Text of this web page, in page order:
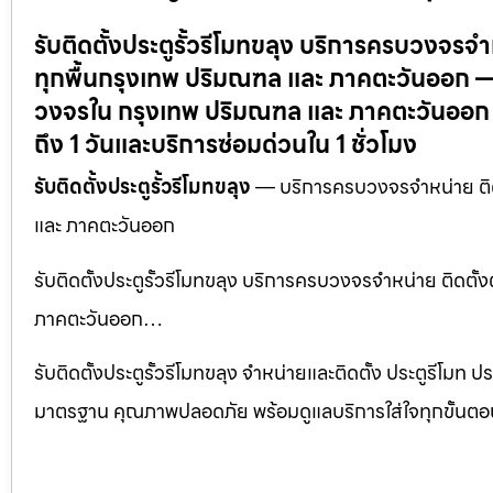
รับติดตั้งประตูรั้วรีโมทขลุง บริการครบวงจร
ทุกพื้นกรุงเทพ ปริมณฑล และ ภาคตะวันออก
วงจรใน กรุงเทพ ปริมณฑล และ ภาคตะวันอ
ถึง 1 วันและบริการซ่อมด่วนใน 1 ชั่วโมง
รับติดตั้งประตูรั้วรีโมทขลุง— บริการครบวงจรจำหน่าย
และ ภาคตะวันออก
รับติดตั้งประตูรั้วรีโมทขลุง บริการครบวงจรจำหน่าย ติดตั้
ภาคตะวันออก…
รับติดตั้งประตูรั้วรีโมทขลุง จำหน่ายและติดตั้ง ประตูรีโมท
มาตรฐาน คุณภาพปลอดภัย พร้อมดูแลบริการใส่ใจทุกขั้นต